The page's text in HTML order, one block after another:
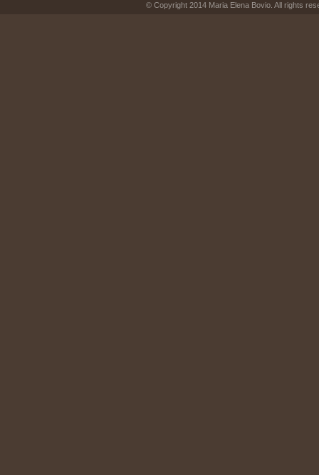
© Copyright 2014 Maria Elena Bovio. All rights